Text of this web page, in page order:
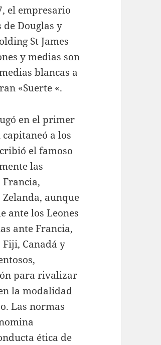
el empresario
Douglas y
St James
y medias son
blancas a
«Suerte «.
en el primer
a los
el famoso
las
Francia,
aunque
ante los Leones
ante Francia,
Canadá y
para rivalizar
la modalidad
Las normas
ética de